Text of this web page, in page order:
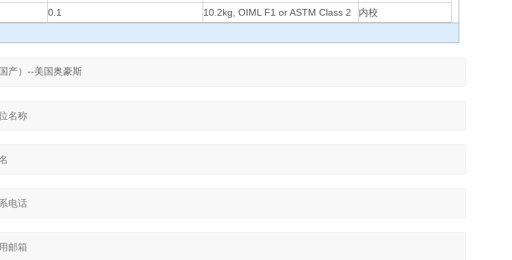
0.1 10.2kg, OIML F1 or ASTM Class 2
内校